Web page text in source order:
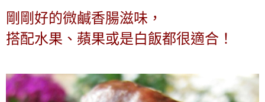
剛剛好的微鹹香腸滋味，
搭配水果、蘋果或是白飯都很適合！